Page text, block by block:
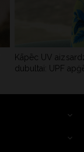
Kāpēc UV
dubultai: UPF